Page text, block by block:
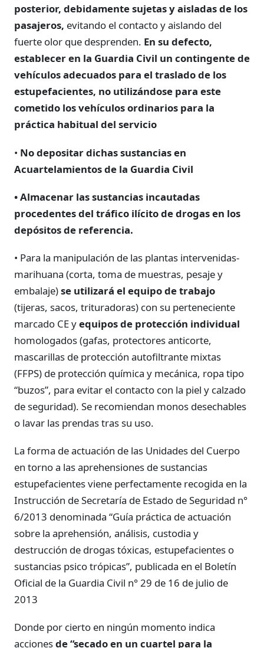
posterior, debidamente sujetas y aisladas de los
pasajeros, evitando el contacto y aislando del
fuerte olor que desprenden. En su defecto,
establecer en la Guardia Civil un contingente de
vehículos adecuados para el traslado de los
estupefacientes, no utilizándose para este
cometido los vehículos ordinarios para la
práctica habitual del servicio
• No depositar dichas sustancias en
Acuartelamientos de la Guardia Civil
• Almacenar las sustancias incautadas
procedentes del tráfico ilícito de drogas en los
depósitos de referencia.
• Para la manipulación de las plantas intervenidas-
marihuana (corta, toma de muestras, pesaje y
embalaje)se utilizará el equipo de trabajo
(tijeras, sacos, trituradoras) con su perteneciente
marcado CE yequipos de protección individual
homologados (gafas, protectores anticorte,
mascarillas de protección autofiltrante mixtas
(FFPS) de protección química y mecánica, ropa tipo
“buzos”, para evitar el contacto con la piel y calzado
de seguridad). Se recomiendan monos desechables
o lavar las prendas tras su uso.
La forma de actuación de las Unidades del Cuerpo
en torno a las aprehensiones de sustancias
estupefacientes viene perfectamente recogida en la
Instrucción de Secretaría de Estado de Seguridad n°
6/2013 denominada “Guía práctica de actuación
sobre la aprehensión, análisis, custodia y
destrucción de drogas tóxicas, estupefacientes o
sustancias psico trópicas”, publicada en el Boletín
Oficial de la Guardia Civil n° 29 de 16 de julio de
2013
Donde por cierto en ningún momento indica
accionesde “secado en un cuartel para la